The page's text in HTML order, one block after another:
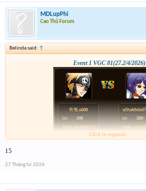
MDLupPhi
Cao Thủ Forum
Belinda said: ↑
Event 1 VGC 81(27.2/4/2026)
Click to expand...
15
27 Tháng tư 2026